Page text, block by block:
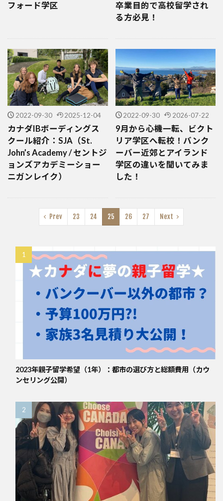
フォード学区
卒業目的で高校留学され
る方必見！
2022-09-30 2025-12-04
カナダIBボーディングス
クール紹介：SJA（St.
John’s Academy / セントジ
ョンズアカデミーショー
ニガンレイク）
2022-09-30 2026-07-22
9月から心機一転、ビクト
リア学区へ転校！バンク
ーバー近郊とアイランド
学区の違いを聞いてみま
した！
Prev 23 24 25 26 27 Next
2023年親子留学希望（1年）：都市の選び方と総額費用（カウ
ンセリング公開）